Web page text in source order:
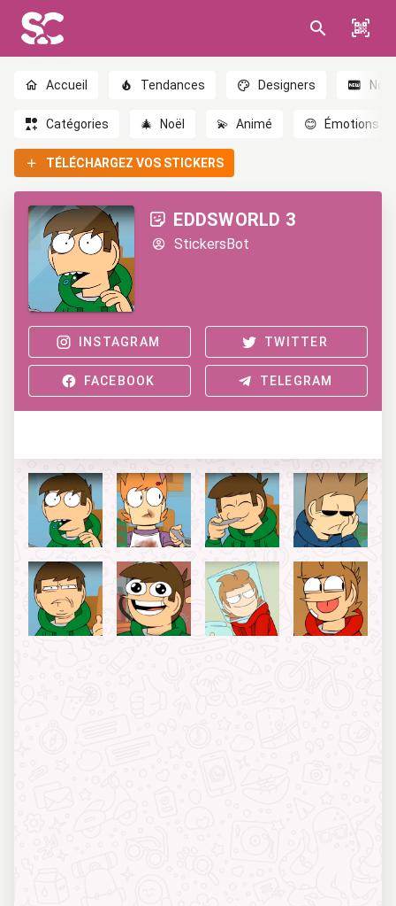
Accueil Tendances Designers
Catégories 🎄 Noël 💫 Animé 😊 Émotions
TÉLÉCHARGEZ VOS STICKERS
EDDSWORLD 3
StickersBot
INSTAGRAM TWITTER
FACEBOOK TELEGRAM